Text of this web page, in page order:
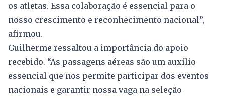
os atletas. Essa colaboração é essencial para o
nosso crescimento e reconhecimento nacional”,
afirmou.
Guilherme ressaltou a importância do apoio
recebido. “As passagens aéreas são um auxílio
essencial que nos permite participar dos eventos
nacionais e garantir nossa vaga na seleção